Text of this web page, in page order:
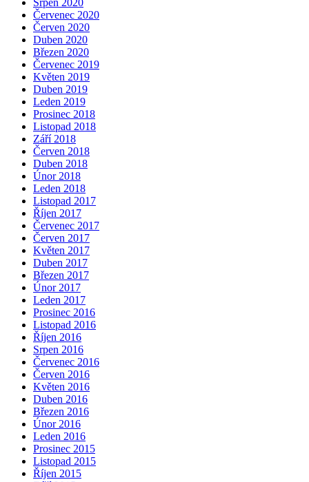
Červenec 2020
Červen 2020
Duben 2020
Březen 2020
Červenec 2019
Květen 2019
Duben 2019
Leden 2019
Prosinec 2018
Listopad 2018
Září 2018
Červen 2018
Duben 2018
Únor 2018
Leden 2018
Listopad 2017
Říjen 2017
Červenec 2017
Červen 2017
Květen 2017
Duben 2017
Březen 2017
Únor 2017
Leden 2017
Prosinec 2016
Listopad 2016
Říjen 2016
Srpen 2016
Červenec 2016
Červen 2016
Květen 2016
Duben 2016
Březen 2016
Únor 2016
Leden 2016
Prosinec 2015
Listopad 2015
Říjen 2015